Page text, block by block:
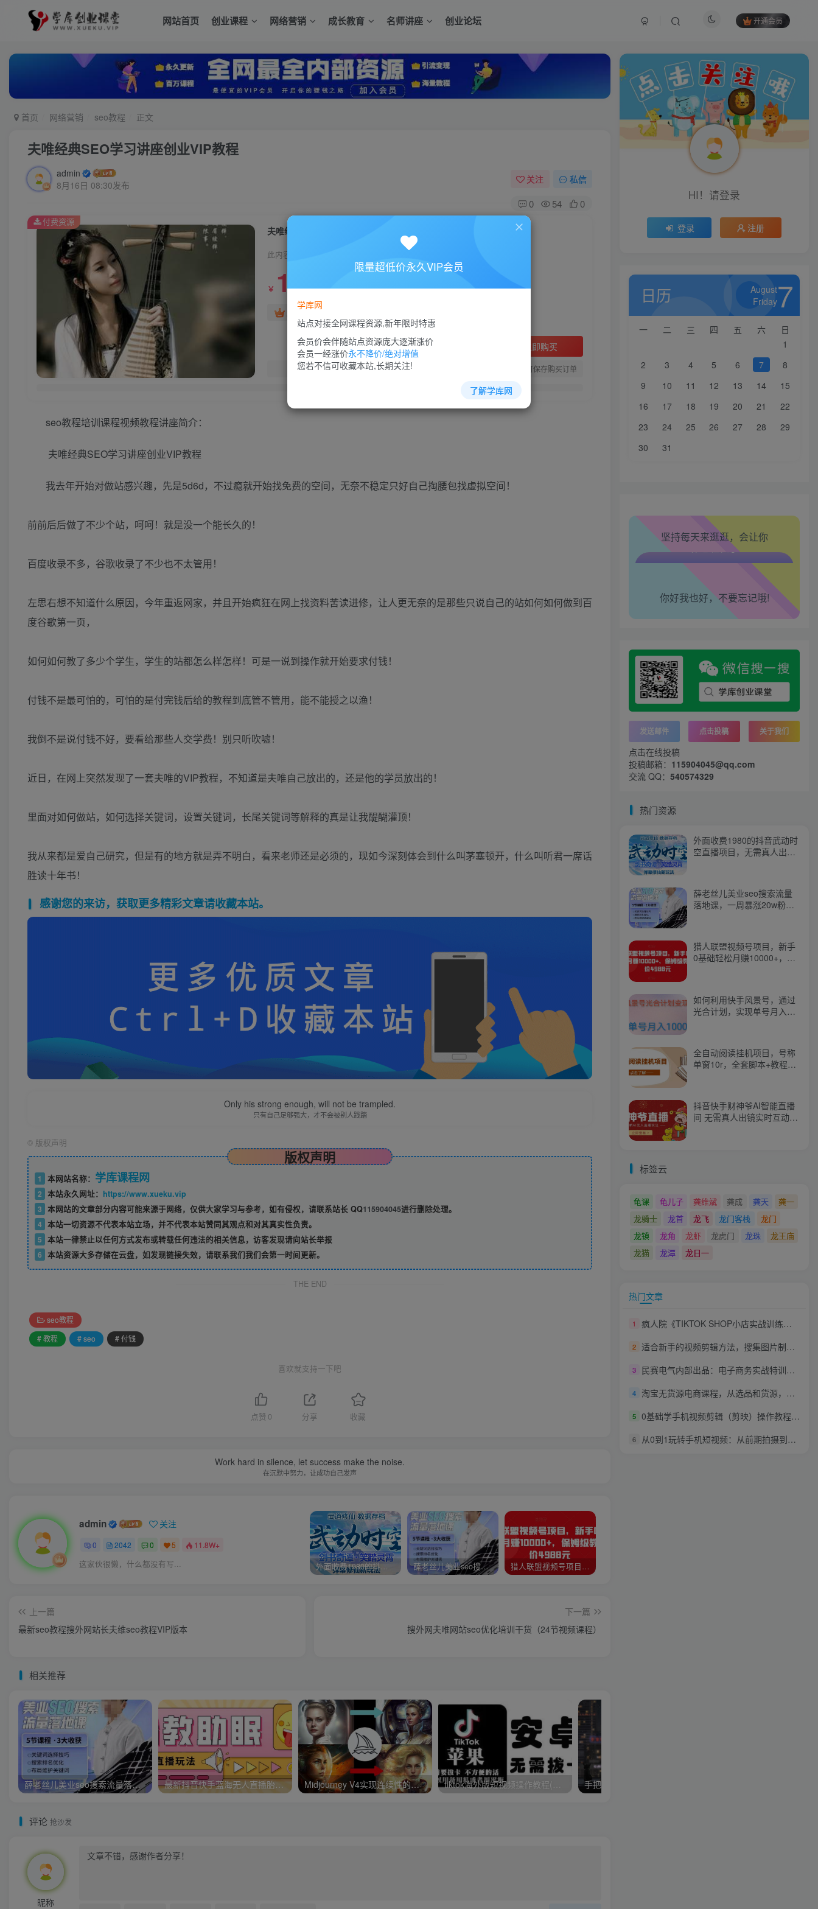
网站首页 创业课程 网络营销 成长教育 名师讲座 创业论坛 开通会员
首页 网络营销 seo教程 正文
夫唯经典SEO学习讲座创业VIP教程
admin
8月16日 08:30发布
关注 私信
0 54 0
夫唯经典SEO学习讲座创业VIP教程
此内容为付费资源，请付费后查看
￥ 10￥88
超级会员免费
立即购买
您当前未登录！建议登陆后购买，可保存购买订单
付费资源
seo教程培训课程视频教程讲座简介：
夫唯经典SEO学习讲座创业VIP教程
我去年开始对做站感兴趣，先是5d6d，不过瘾就开始找免费的空间，无奈不稳定只好自己掏腰包找虚拟空间！
前前后后做了不少个站，呵呵！就是没一个能长久的！
百度收录不多，谷歌收录了不少也不太管用！
左思右想不知道什么原因，今年重返网家，并且开始疯狂在网上找资料苦读进修，让人更无奈的是那些只说自己的站如何如何做到百
度谷歌第一页，
如何如何教了多少个学生，学生的站都怎么样怎样！可是一说到操作就开始要求付钱！
付钱不是最可怕的，可怕的是付完钱后给的教程到底管不管用，能不能授之以渔！
我倒不是说付钱不好，要看给那些人交学费！别只听吹嘘！
近日，在网上突然发现了一套夫唯的VIP教程，不知道是夫唯自己放出的，还是他的学员放出的！
里面对如何做站，如何选择关键词，设置关键词，长尾关键词等解释的真是让我醍醐灌顶！
我从来都是爱自己研究，但是有的地方就是弄不明白，看来老师还是必须的，现如今深刻体会到什么叫茅塞顿开，什么叫听君一席话
胜读十年书！
感谢您的来访，获取更多精彩文章请收藏本站。
Only his strong enough, will not be trampled.
只有自己足够强大，才不会被别人践踏
© 版权声明
版权声明
1 本网站名称： 学库课程网
2 本站永久网址： https://www.xueku.vip
3 本网站的文章部分内容可能来源于网络，仅供大家学习与参考，如有侵权，请联系站长 QQ115904045进行删除处理。
4 本站一切资源不代表本站立场，并不代表本站赞同其观点和对其真实性负责。
5 本站一律禁止以任何方式发布或转载任何违法的相关信息，访客发现请向站长举报
6 本站资源大多存储在云盘，如发现链接失效，请联系我们我们会第一时间更新。
THE END
seo教程
# 教程
# seo # 付钱
喜欢就支持一下吧
点赞 0 分享 收藏
Work hard in silence, let success make the noise.
在沉默中努力，让成功自己发声
admin 关注
0 2042 0 5 11.8W+
这家伙很懒，什么都没有写... 外面收费1980的抖音武动时空直播项目，无需真人出镜，实时互动直播【软件+详细教程】 薛老丝儿美业seo搜索流量落地课，一周暴涨20w粉丝，全干货讲解 猎人联盟视频号项目，新手0基础轻松月赚10000+，保姆级教程原价4988元
上一篇
最新seo教程搜外网站长夫维seo教程VIP版本
下一篇
搜外网夫唯网站seo优化培训干货（24节视频课程）
相关推荐
薛老丝儿美业seo搜索流量落地课，一周暴涨20w粉丝，全干货讲解 最新抖音快手蓝海无人直播胎教助眠玩法，轻松引爆直播间【教程+软件+素材】 Midjourney V4实现连续性的人物创作：漫画，故事，动画操作教程参数设置 tiktok海外版短视频操作教程(苹果/安卓)，帮助国内也能刷海外版抖音
评论 抢沙发
昵称
HI！请登录
登录 注册
日历
August
Friday7
一 二 三 四 五 六
日
1
2
3 4 5 6 7
8
9
10 11 12 13 14
15
16
17 18 19 20 21
22
23
24 25 26 27 28
29
30
31
坚持每天来逛逛，会让你
腿也不痛了！
腰也不酸了！
工作也轻松了！
你好我也好，不要忘记哦!
发送邮件 点击投稿 关于我们
点击在线投稿
投稿邮箱： 115904045@qq.com
交流 QQ： 540574329
热门资源
外面收费1980的抖音武动时
空直播项目，无需真人出
薛老丝儿美业seo搜索流量
落地课，一周暴涨20w粉
猎人联盟视频号项目，新手
0基础轻松月赚10000+，保
如何利用快手风景号，通过
光合计划，实现单号月入
全自动阅读挂机项目，号称
单窗10r，全套脚本+教程，
抖音快手财神爷AI智能直播
间 无需真人出镜实时互动
标签云
龟课 龟儿子 龚维斌 龚成 龚天
龚一
龙骑士
龙首 龙飞 龙门客栈
龙门
龙镇
龙角 龙虾 龙虎门 龙珠
龙王庙
龙猫
龙潭 龙日一
热门文章
1 疯人院《TIKTOK SHOP小店实战训练营》海外小店带货，从0到1掌握TK小店运营
2 适合新手的视频剪辑方法，搜集图片制作猜谜游戏Youtube视频月入过万美元
3 民赛电气内部出品：电子商务实战特训营，全方位带你入门电商，308种方式玩转电商
4 淘宝无货源电商课程，从选品和货源，到流量运营优化，为淘宝卖家量身打造
5 0基础学手机视频剪辑（剪映）操作教程，短视频时代必备技能
6 从0到1玩转手机短视频：从前期拍摄到后期剪辑，结合实操案例，快速入门
限量超低价永久VIP会员
学库网
站点对接全网课程资源,新年限时特惠
会员价会伴随站点资源庞大逐渐涨价
会员一经涨价永不降价/绝对增值
您若不信可收藏本站,长期关注!
了解学库网